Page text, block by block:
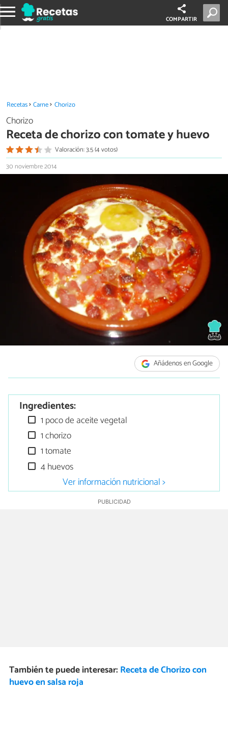
COMPARTIR
Recetas Carne Chorizo
Chorizo
Receta de chorizo con tomate y huevo
Valoración: 3.5 (4 votos)
30 noviembre 2014
Añádenos en Google
Ingredientes:
1 poco de aceite vegetal
1 chorizo
1 tomate
4 huevos
Ver información nutricional >
También te puede interesar: Receta de Chorizo con
huevo en salsa roja